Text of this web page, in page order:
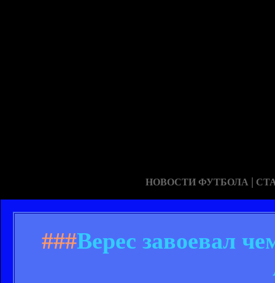
НОВОСТИ ФУТБОЛА |
###Верес завоевал